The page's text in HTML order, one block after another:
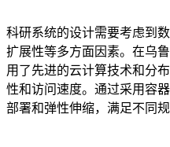
科研系统的设计需要考虑到
扩展性等多方面因素。在乌
用了先进的云计算技术和分
性和访问速度。通过采用容
部署和弹性伸缩，满足不同